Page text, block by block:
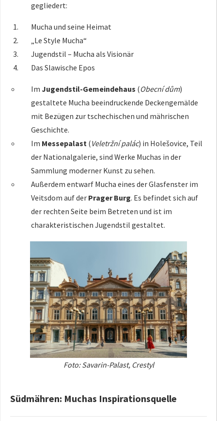
gegliedert:
Mucha und seine Heimat
„Le Style Mucha“
Jugendstil – Mucha als Visionär
Das Slawische Epos
ImJugendstil-Gemeindehaus (Obecní dům)
gestaltete Mucha beeindruckende Deckengemälde
mit Bezügen zur tschechischen und mährischen
Geschichte.
Im Messepalast (Veletržní palác) in Holešovice, Teil
der Nationalgalerie, sind Werke Muchas in der
Sammlung moderner Kunst zu sehen.
Außerdem entwarf Mucha eines der Glasfenster im
Veitsdom auf der Prager Burg. Es befindet sich auf
der rechten Seite beim Betreten und ist im
charakteristischen Jugendstil gestaltet.
Foto: Savarin-Palast, Crestyl
Südmähren: Muchas Inspirationsquelle